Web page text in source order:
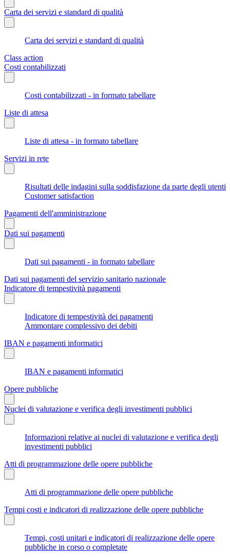
Carta dei servizi e standard di qualità
Carta dei servizi e standard di qualità
Class action
Costi contabilizzati
Costi contabilizzati - in formato tabellare
Liste di attesa
Liste di attesa - in formato tabellare
Servizi in rete
Risultati delle indagini sulla soddisfazione da parte degli utenti
Customer satisfaction
Pagamenti dell'amministrazione
Dati sui pagamenti
Dati sui pagamenti - in formato tabellare
Dati sui pagamenti del servizio sanitario nazionale
Indicatore di tempestività pagamenti
Indicatore di tempestività dei pagamenti
Ammontare complessivo dei debiti
IBAN e pagamenti informatici
IBAN e pagamenti informatici
Opere pubbliche
Nuclei di valutazione e verifica degli investimenti pubblici
Informazioni relative ai nuclei di valutazione e verifica degli
investimenti pubblici
Atti di programmazione delle opere pubbliche
Atti di programmazione delle opere pubbliche
Tempi costi e indicatori di realizzazione delle opere pubbliche
Tempi, costi unitari e indicatori di realizzazione delle opere
pubbliche in corso o completate